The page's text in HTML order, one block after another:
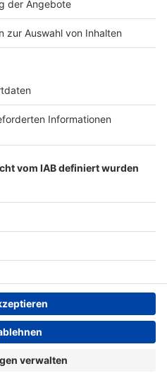
Kontakt
Studio-Hotline